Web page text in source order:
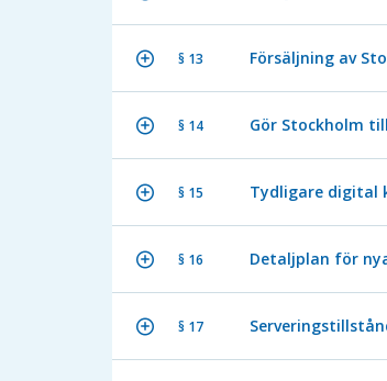
§ 13 Försäljning av
§ 14 Gör Stockholm
§ 15 Tydligare digital
§ 16 Detaljplan för
§ 17